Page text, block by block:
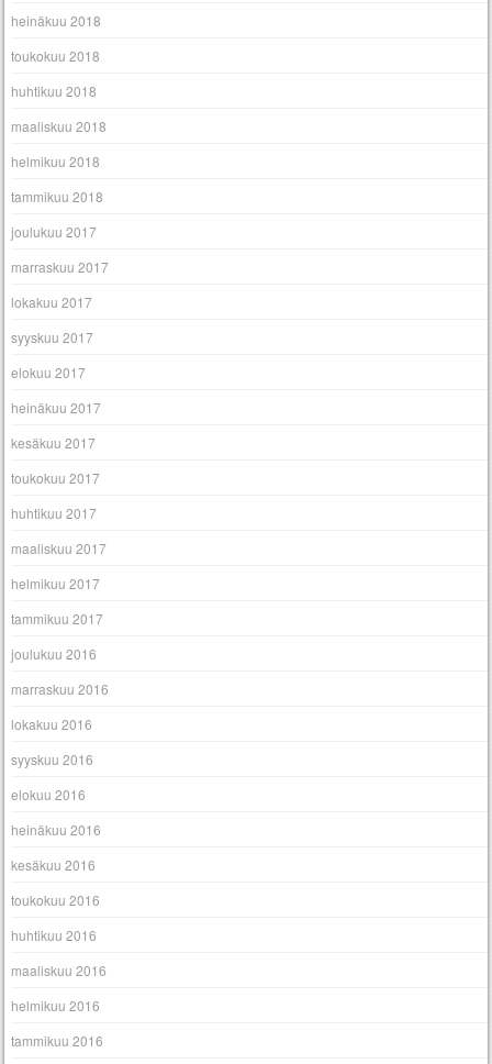
heinäkuu 2018
toukokuu 2018
huhtikuu 2018
maaliskuu 2018
helmikuu 2018
tammikuu 2018
joulukuu 2017
marraskuu 2017
lokakuu 2017
syyskuu 2017
elokuu 2017
heinäkuu 2017
kesäkuu 2017
toukokuu 2017
huhtikuu 2017
maaliskuu 2017
helmikuu 2017
tammikuu 2017
joulukuu 2016
marraskuu 2016
lokakuu 2016
syyskuu 2016
elokuu 2016
heinäkuu 2016
kesäkuu 2016
toukokuu 2016
huhtikuu 2016
maaliskuu 2016
helmikuu 2016
tammikuu 2016